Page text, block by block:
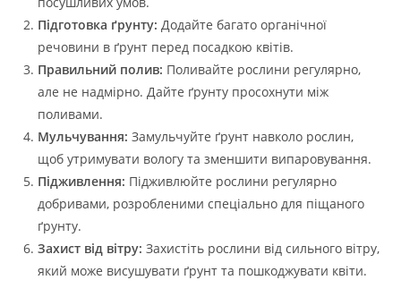
Підготовка ґрунту: Додайте багато органічної
речовини в ґрунт перед посадкою квітів.
Правильний полив: Поливайте рослини регулярно,
але не надмірно. Дайте ґрунту просохнути між
поливами.
Мульчування: Замульчуйте ґрунт навколо рослин,
щоб утримувати вологу та зменшити випаровування.
Підживлення: Підживлюйте рослини регулярно
добривами, розробленими спеціально для піщаного
ґрунту.
Захист від вітру: Захистіть рослини від сильного вітру,
який може висушувати ґрунт та пошкоджувати квіти.